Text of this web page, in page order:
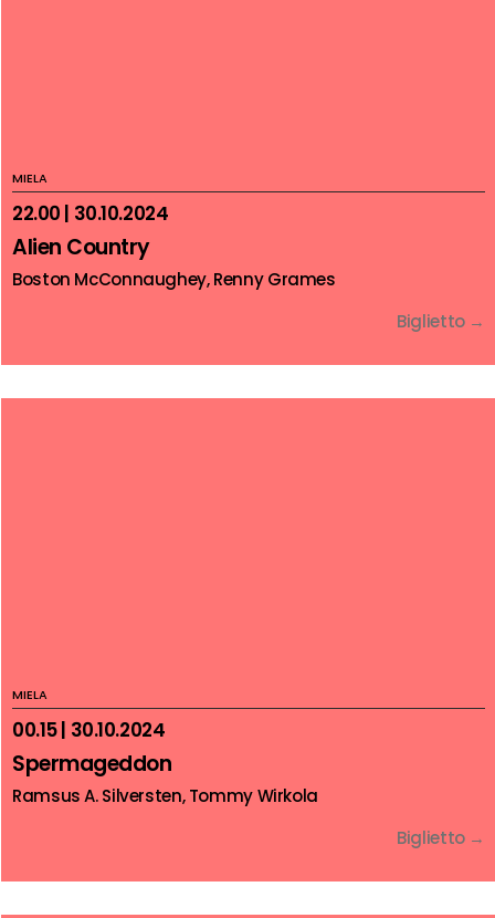
MIELA
22.00 | 30.10.2024
Alien Country
Boston McConnaughey, Renny Grames
Biglietto →
MIELA
00.15 | 30.10.2024
Spermageddon
Ramsus A. Silversten, Tommy Wirkola
Biglietto →